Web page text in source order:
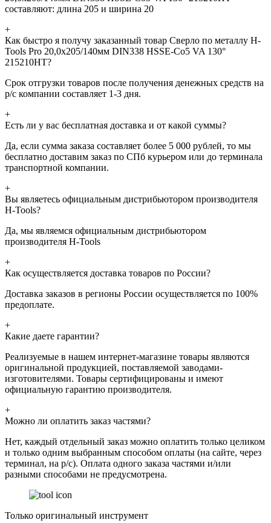
составляют: длина 205 и ширина 20
+
Как быстро я получу заказанный товар Сверло по металлу H-
Tools Pro 20,0x205/140мм DIN338 HSSE-Co5 VA 130°
215210HT?
Срок отгрузки товаров после получения денежных средств на
р/с компании составляет 1-3 дня.
+
Есть ли у вас бесплатная доставка и от какой суммы?
Да, если сумма заказа составляет более 5 000 рублей, то мы
бесплатно доставим заказ по СПб курьером или до терминала
транспортной компании.
+
Вы являетесь официальным дистрибьютором производителя
H-Tools?
Да, мы являемся официальным дистрибьютором
производителя H-Tools
+
Как осуществляется доставка товаров по России?
Доставка заказов в регионы России осуществляется по 100%
предоплате.
+
Какие даете гарантии?
Реализуемые в нашем интернет-магазине товары являются
оригинальной продукцией, поставляемой заводами-
изготовителями. Товары сертифицированы и имеют
официальную гарантию производителя.
+
Можно ли оплатить заказ частями?
Нет, каждый отдельный заказ можно оплатить только целиком
и только одним выбранным способом оплаты (на сайте, через
терминал, на р/с). Оплата одного заказа частями и/или
разными способами не предусмотрена.
Только оригинальный инструмент